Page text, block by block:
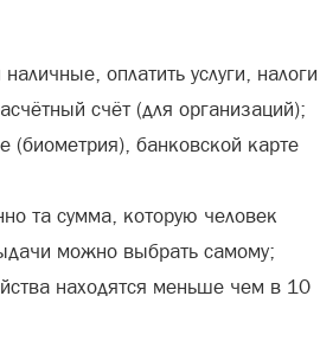
оплатить услуги, налоги
счёт (для организаций);
(биометрия), банковской карте
та сумма, которую человек
можно выбрать самому;
находятся меньше чем в 10